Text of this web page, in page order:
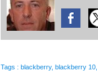
Tags : blackberry, blackberry 10